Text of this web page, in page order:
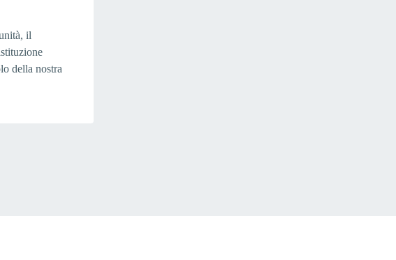
il
della nostra